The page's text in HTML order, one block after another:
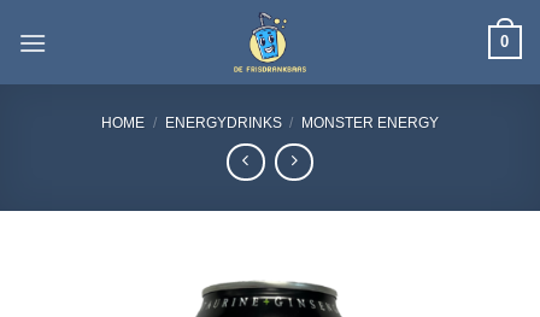
naar
0
HOME / ENERGYDRINKS / MONSTER ENERGY